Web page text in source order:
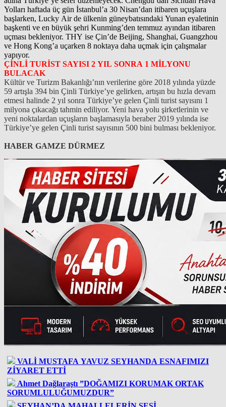
Yolları haftada üç gün İstanbul’a 30 Nisan’dan itibaren uçuşlara
başlarken, Lucky Air de ülkenin güneybatısındaki Yunan eyaletinin
başkenti ve en büyük şehri Kunming’den temmuz ayından itibaren
uçması bekleniyor. THY ise Çin’de Beijing, Shanghai, Guangzhou
ve Hong Kong’a uçarken 8 noktaya daha uçmak için çalışmalar
yapıyor.
ÇİNLİ TURİST SAYISI 2 YIL SONRA 1 MİLYONU
BULACAK
Kültür ve Turizm Bakanlığı’nın verilerine göre 2018 yılında yüzde
59 artışla 394 bin Çinli Türkiye’ye gelirken, artışın bu hızla devam
etmesi halinde 2 yıl sonra Türkiye’ye gelen Çinli turist sayısını 1
milyona çıkacağı tahmin ediliyor. Yeni hava yolu şirketlerinin ve
yeni noktalardan uçuşların başlamasıyla beraber 2019 yılında ise
Türkiye’ye gelen Çinli turist sayısının 500 bini bulması bekleniyor.
HABER GAMZE DÜRMEZ
VALİ MUSTAFA YAVUZ SEYHANDA ESNAFIMIZI
ZİYARET ETTİ
Ahmet Dağlaraştı ”DOĞAMIZI KORUMAK ORTAK
SORUMLULUĞUMUZDUR”